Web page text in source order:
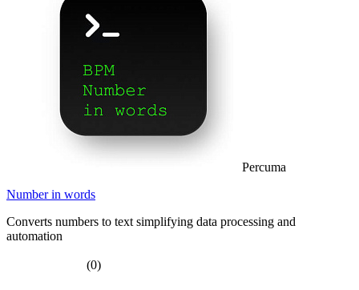
Percuma
Number in words
Converts numbers to text simplifying data processing and
automation
(0)